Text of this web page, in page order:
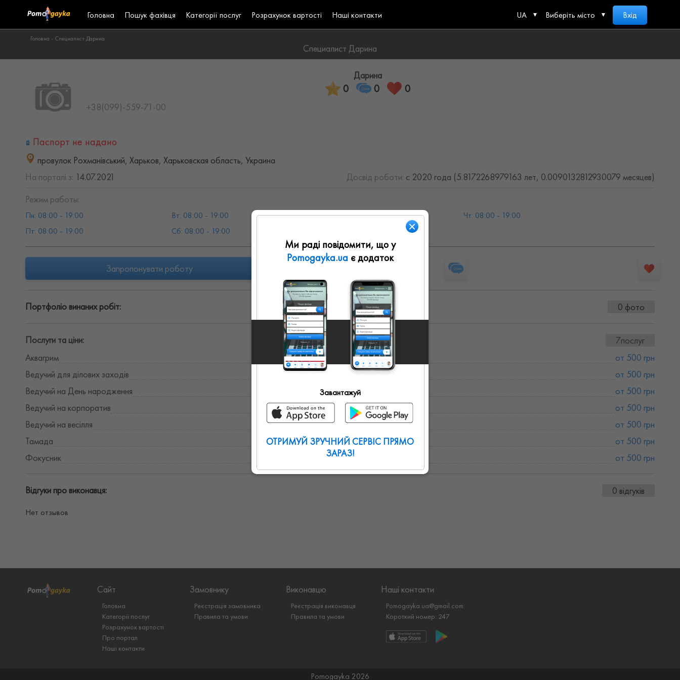
Головна Пошук фахівця Категорії послуг Розрахунок вартості Наші контакти UA Виберіть місто Вхід
Головна - Специалист Дарина
Специалист Дарина
Дарина
0 0 0
+38(099)-559-71-00
Паспорт не надано
провулок Рохманівський, Харьков, Харьковская область, Украина
На порталі з: 14.07.2021 Досвід роботи: с 2020 года (5.8172268979163 лет, 0.0090132812930079 месяцев)
Режим работы:
Пн: 08:00 - 19:00 Вт: 08:00 - 19:00 Ср: 08:00 - 19:00
Чт: 08:00 - 19:00
Пт: 08:00 - 19:00
Сб: 08:00 - 19:00
Запропонувати роботу
Портфоліо винаних робіт: 0 фото
Послуги та ціни:
7послуг
Аквагрим
от 500 грн
Ведучий для ділових заходів
от 500 грн
Ведучий на День народження
от 500 грн
Ведучий на корпоратив
от 500 грн
Ведучий на весілля
от 500 грн
Тамада
от 500 грн
Фокусник
от 500 грн
Відгуки про виконавця: 0 відгуків
Нет отзывов
Сайт
Головна
Категорії послуг
Розрахунок вартості
Про портал
Наші контакти
Замовнику
Реєстрація замовника
Правила та умови
Виконавцю
Реєстрація виконавця
Правила та умови
Наші контакти
Pomogayka.ua@gmail.com
Короткий номер: 247
Pomogayka 2026
Ми раді повідомити, що у
Pomogayka.ua є додаток
Завантажуй
ОТРИМУЙ ЗРУЧНИЙ СЕРВІС ПРЯМО
ЗАРАЗ!